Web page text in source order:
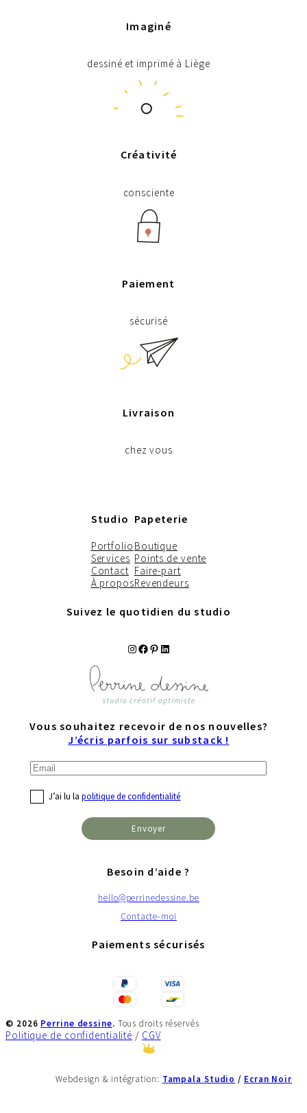
Imaginé
dessiné et imprimé à Liège
Créativité
consciente
Paiement
sécurisé
Livraison
chez vous
Studio
Portfolio
Services
Contact
À propos
Papeterie
Boutique
Points de vente
Faire-part
Revendeurs
Suivez le quotidien du studio
Instagram Facebook Pinterest LinkedIn
Vous souhaitez recevoir de nos nouvelles?
J’écris parfois sur substack !
J’ai lu lapolitique de confidentialité
Besoin d’aide ?
hello@perrinedessine.be
Contacte-moi
Paiements sécurisés
© 2026 Perrine dessine. Tous droits réservés
Politique de confidentialité / CGV
Webdesign & intégration: Tampala Studio / Ecran Noir